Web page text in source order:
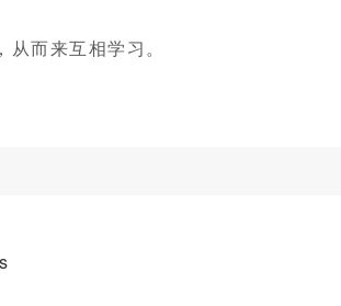
而来互相学习。